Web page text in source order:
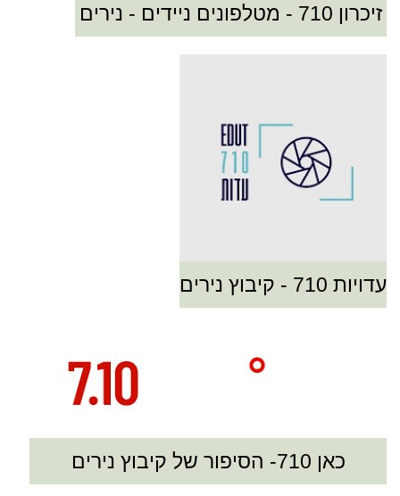
זיכרון 710 - מטלפונים ניידים - נירים
עדויות 710 - קיבוץ נירים
כאן 710- הסיפור של קיבוץ נירים